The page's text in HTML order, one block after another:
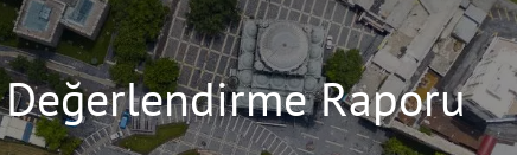
Raporu